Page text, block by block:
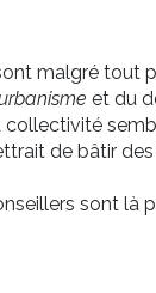
malgré tout
et du
de bâtir
sont là